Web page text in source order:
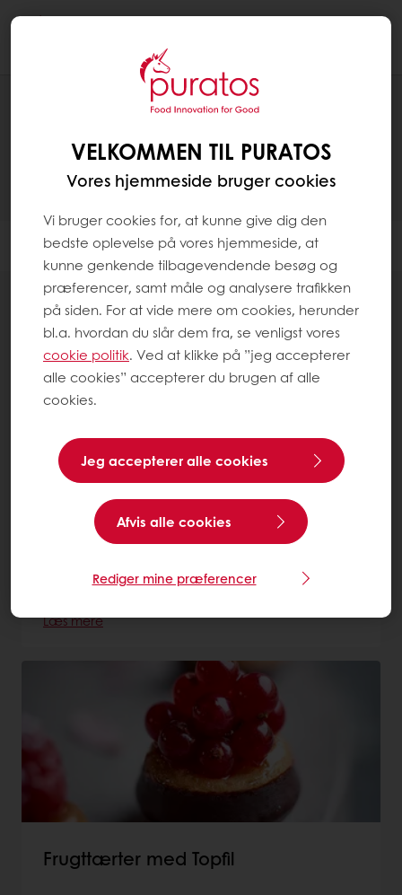
Filter
97items
Jordbærtærte
Læs mere
Frugttærter med Topfil
VELKOMMEN TIL PURATOS
Vores hjemmeside bruger cookies
Vi bruger cookies for, at kunne give dig den
bedste oplevelse på vores hjemmeside, at
kunne genkende tilbagevendende besøg og
præferencer, samt måle og analysere trafikken
på siden. For at vide mere om cookies, herunder
bl.a. hvordan du slår dem fra, se venligst vores
cookie politik. Ved at klikke på ”jeg accepterer
alle cookies” accepterer du brugen af alle
cookies.
Jeg accepterer alle cookies
Afvis alle cookies
Rediger mine præferencer